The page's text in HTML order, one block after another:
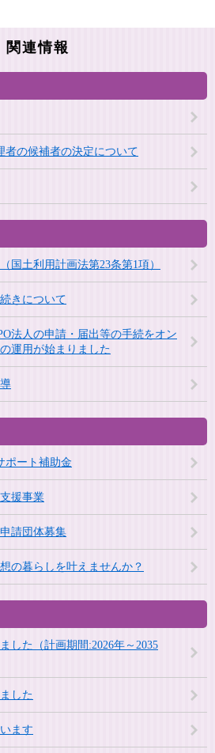
関連情報
者の候補者の決定について
国土利用計画法第23条第1項）
きについて
法人の申請・届出等の手続をオン
運用が始まりました
ポート補助金
援事業
請団体募集
の暮らしを叶えませんか？
した（計画期間:2026年～2035
した
ます